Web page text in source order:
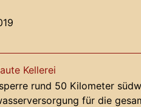
Kellerei
rund 50 Kilometer
für die